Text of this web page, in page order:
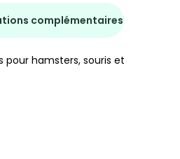
complémentaires
pour hamsters, souris et